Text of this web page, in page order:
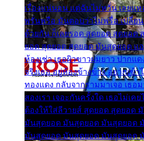
เรื่องแน่นอน แต่ฉันไม่หวั่น เลยแ
พรั่นพรือ มันตอบว่าไม่พรื่อ เปลี่ยน
ด้วยกัน ก็เลยรอด สุดยอด สุดยอด
ยอด สุดยอด สุดยอด มันสุดยอด แ
ห้องเช่า เธอผิวขาวผมยาว ปากแ
จริงเธอ อยู่ห้องข้างข้าง อยากเข้
ทองแดง กลับจากรามมาเจอ เธ
สองเรา เจอะกันครั้งใด เธอไม่เค
ต้องให้ใส่ลีวายส์ สุดยอด สุดยอด
มันสุดยอด มันสุดยอด มันสุดยอด
มันสุดยอด มันสุดยอด มันสุดยอด